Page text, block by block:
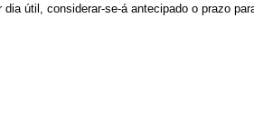
útil, considerar-se-á antecipado o prazo